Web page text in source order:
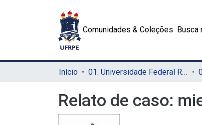
Comunidades & Coleções Busca
Início 01. Universidade Federal Rural de Pernambuco - UFRPE (Sede)
Relato de caso: